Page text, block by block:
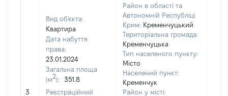
3
Вид об'єкта:
Квартира
Дата набуття
права:
23.01.2024
Загальна площа
(м2):
351.8
Реєстраційний
Район в області та
Автономній Республіці
Крим: Кременчуцький
Територіальна громада:
Кременчуцька
Тип населеного пункту:
Місто
Населений пункт:
Кременчук
Район у місті: